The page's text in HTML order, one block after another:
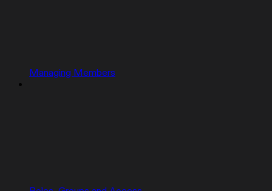
Managing Members